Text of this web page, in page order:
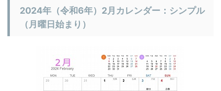
2024年（令和6年）2月カレンダー：シンプル
（月曜日始まり）